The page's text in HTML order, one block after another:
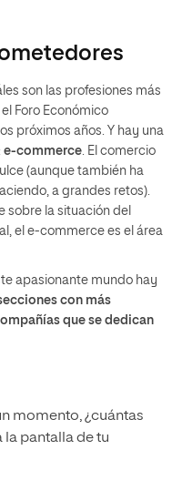
son las profesiones más
Foro Económico
próximos años. Y hay una
e-commerce . El comercio
(aunque también ha
a grandes retos).
sobre la situación del
el e-commerce es el área
apasionante mundo hay
con más
que se dedican
momento, ¿cuántas
la pantalla de tu